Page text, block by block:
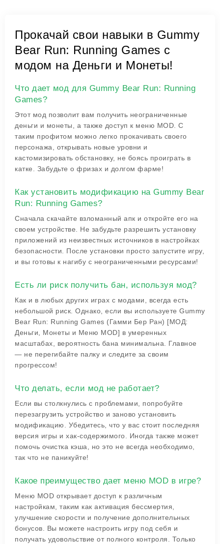
Прокачай свои навыки в Gummy
Bear Run: Running Games с
модом на Деньги и Монеты!
Что дает мод для Gummy Bear Run: Running
Games?
Этот мод позволит вам получить неограниченные
деньги и монеты, а также доступ к меню MOD. С
таким профитом можно легко прокачивать своего
персонажа, открывать новые уровни и
кастомизировать обстановку, не боясь проиграть в
катке. Забудьте о фризах и долгом фарме!
Как установить модификацию на Gummy Bear
Run: Running Games?
Сначала скачайте взломанный апк и откройте его на
своем устройстве. Не забудьте разрешить установку
приложений из неизвестных источников в настройках
безопасности. После установки просто запустите игру,
и вы готовы к нагибу с неограниченными ресурсами!
Есть ли риск получить бан, используя мод?
Как и в любых других играх с модами, всегда есть
небольшой риск. Однако, если вы используете Gummy
Bear Run: Running Games (Гамми Бер Ран) [МОД:
Деньги, Монеты и Меню MOD] в умеренных
масштабах, вероятность бана минимальна. Главное
— не перегибайте палку и следите за своим
прогрессом!
Что делать, если мод не работает?
Если вы столкнулись с проблемами, попробуйте
перезагрузить устройство и заново установить
модификацию. Убедитесь, что у вас стоит последняя
версия игры и хак-содержимого. Иногда также может
помочь очистка кэша, но это не всегда необходимо,
так что не паникуйте!
Какое преимущество дает меню MOD в игре?
Меню MOD открывает доступ к различным
настройкам, таким как активация бессмертия,
улучшение скорости и получение дополнительных
бонусов. Вы можете настроить игру под себя и
получать удовольствие от полного контроля. Только